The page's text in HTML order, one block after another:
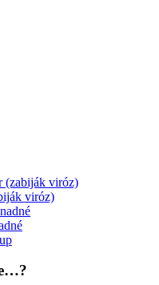
(zabiják viróz)
viróz)